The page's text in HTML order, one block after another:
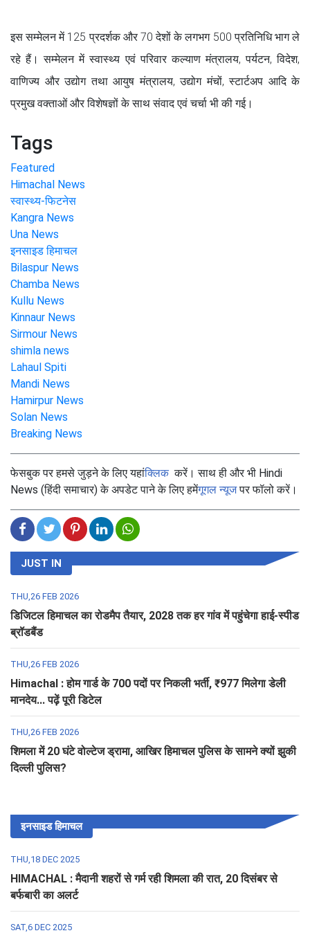
इस सम्मेलन में 125 प्रदर्शक और 70 देशों के लगभग 500 प्रतिनिधि भाग ले
रहे हैं। सम्मेलन में स्वास्थ्य एवं परिवार कल्याण मंत्रालय, पर्यटन, विदेश,
वाणिज्य और उद्योग तथा आयुष मंत्रालय, उद्योग मंचों, स्टार्टअप आदि के
प्रमुख वक्ताओं और विशेषज्ञों के साथ संवाद एवं चर्चा भी की गई।
Tags
Featured
Himachal News
स्वास्थ्य-फिटनेस
Kangra News
Una News
इनसाइड हिमाचल
Bilaspur News
Chamba News
Kullu News
Kinnaur News
Sirmour News
shimla news
Lahaul Spiti
Mandi News
Hamirpur News
Solan News
Breaking News
फेसबुक पर हमसे जुड़ने के लिए यहांक्लिककरें। साथ ही और भी Hindi
News (हिंदी समाचार) के अपडेट पाने के लिए हमेंगूगल न्यूजपर फॉलो करें।
JUST IN
THU,26 FEB 2026
डिजिटल हिमाचल का रोडमैप तैयार, 2028 तक हर गांव में पहुंचेगा हाई-स्पीड
ब्रॉडबैंड
THU,26 FEB 2026
Himachal : होम गार्ड के 700 पदों पर निकली भर्ती, ₹977 मिलेगा डेली
मानदेय... पढ़ें पूरी डिटेल
THU,26 FEB 2026
शिमला में 20 घंटे वोल्टेज ड्रामा, आखिर हिमाचल पुलिस के सामने क्यों झुकी
दिल्ली पुलिस?
इनसाइड हिमाचल
THU,18 DEC 2025
HIMACHAL : मैदानी शहरों से गर्म रही शिमला की रात, 20 दिसंबर से
बर्फबारी का अलर्ट
SAT,6 DEC 2025